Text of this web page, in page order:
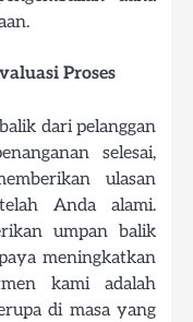
Proses
dari pelanggan
selesai,
ulasan
Anda alami.
umpan balik
meningkatkan
kami adalah
di masa yang